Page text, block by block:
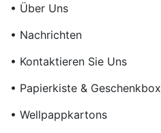
• Über Uns
• Nachrichten
• Kontaktieren Sie Uns
• Papierkiste & Geschenkbox
• Wellpappkartons